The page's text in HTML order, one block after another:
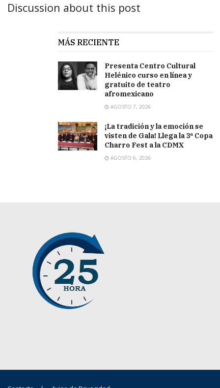
Discussion about this post
MÁS RECIENTE
Presenta Centro Cultural
Helénico curso en línea y
gratuito de teatro
afromexicano
AGOSTO 7, 2026
¡La tradición y la emoción se
visten de Gala! Llega la 3ª Copa
Charro Fest a la CDMX
AGOSTO 6, 2026